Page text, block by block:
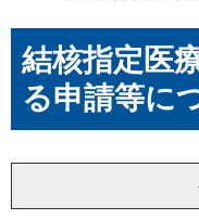
文結核指定医
る申請等に